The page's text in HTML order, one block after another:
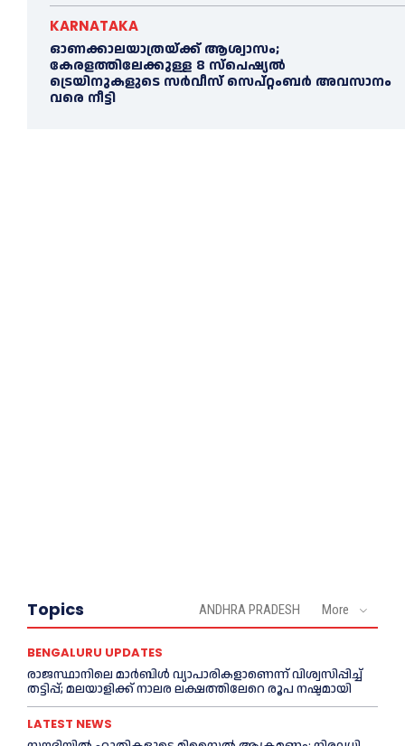
KARNATAKA
ഓണക്കാലയാത്രയ്ക്ക് ആശ്വാസം;
കേരളത്തിലേക്കുള്ള 8 സ്പെഷ്യൽ
ട്രെയിനുകളുടെ സർവീസ് സെപ്റ്റംബർ അവസാനം
വരെ നീട്ടി
Topics ANDHRA PRADESH More
BENGALURU UPDATES
രാജസ്ഥാനിലെ മാർബിൾ വ്യാപാരികളാണെന്ന് വിശ്വസിപ്പിച്ച്
തട്ടിപ്പ്; മലയാളിക്ക് നാലര ലക്ഷത്തിലേറെ രൂപ നഷ്ടമായി
LATEST NEWS